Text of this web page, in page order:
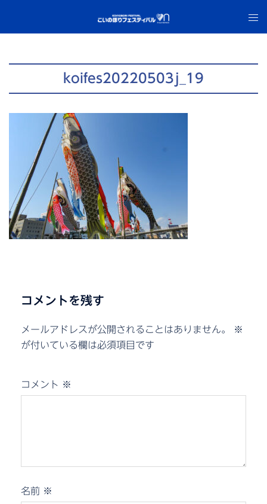
テ
ト
グ
メ
ュ
koifes20220503j_19
コメントを残す
メールアドレスが公開されることはありません。
※
が付いている欄は必須項目です
コメント ※
名前 ※